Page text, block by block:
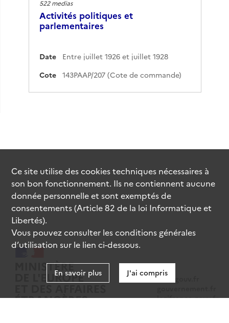
522 medias
Activités politiques et
parlementaires
Date
Entre juillet 1926 et juillet 1928
Cote
143PAAP/207 (Cote de commande)
data.gouv.fr
legifrance.gouv.fr
Ce site utilise descookiestechniques nécessaires à
son bon fonctionnement. Ils ne contiennent aucune
donnée personnelle et sont exemptés de
consentements (Article 82 de la loi Informatique et
Libertés).
Vous pouvez consulter les conditions générales
d’utilisation sur le lien ci-dessous.
En savoir plus J'ai compris